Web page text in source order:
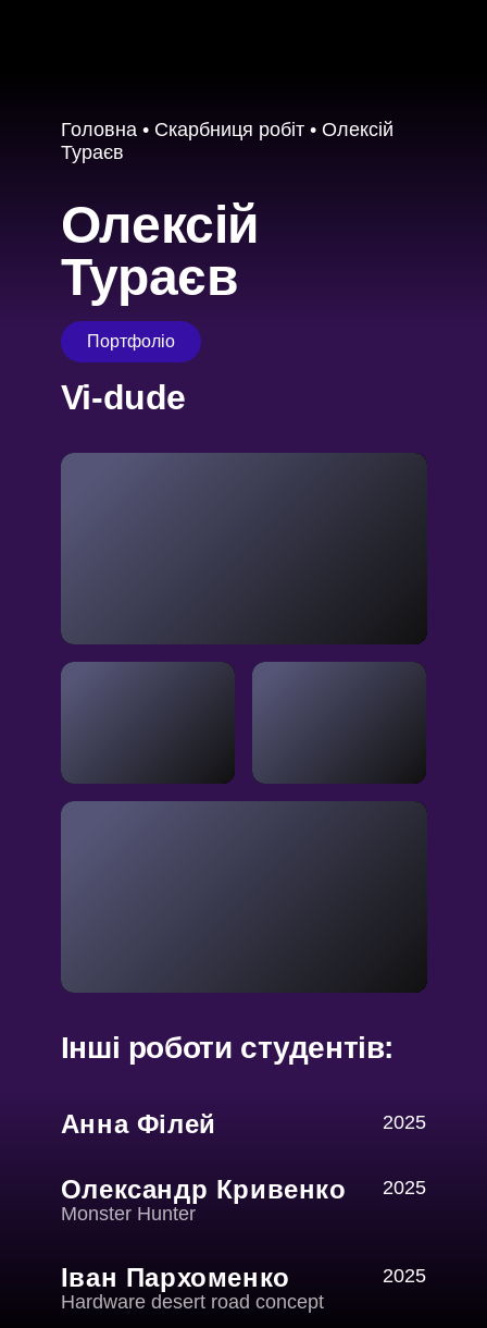
Головна • Скарбниця робіт •Олексій
Тураєв
Олексій
Тураєв
Портфоліо
Vi-dude
Інші роботи студентів:
Анна Філей 2025
Олександр Кривенко
2025
Monster Hunter
Іван Пархоменко
2025
Hardware desert road concept